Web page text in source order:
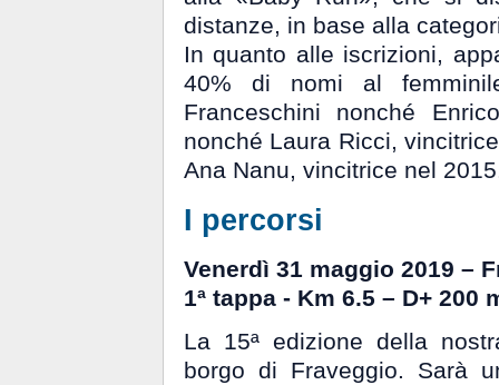
distanze, in base alla
In quanto alle iscrizioni,
40% di nomi al
Franceschini nonché
nonché Laura Ricci,
Ana Nanu, vincitrice nel
I percorsi
Venerdì 31 maggio 2019 –
1ª tappa - Km 6.5 – D+ 200
La 15ª edizione della
borgo di Fraveggio. Sarà